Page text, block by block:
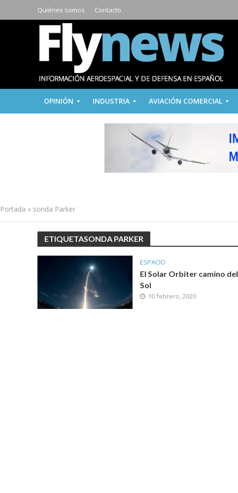
Quiénes somos Contacto
OPINIÓN INDUSTRIA AVIACIÓN COMERCIAL
Portada » sonda Parker
ETIQUETASONDA PARKER
ESPACIO
El Solar Orbiter camino del
Sol
10 febrero, 2020